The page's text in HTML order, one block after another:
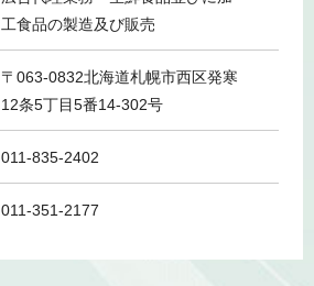
工食品の製造及び販売
〒063-0832北海道札幌市西区発寒
12条5丁目5番14-302号
011-835-2402
011-351-2177